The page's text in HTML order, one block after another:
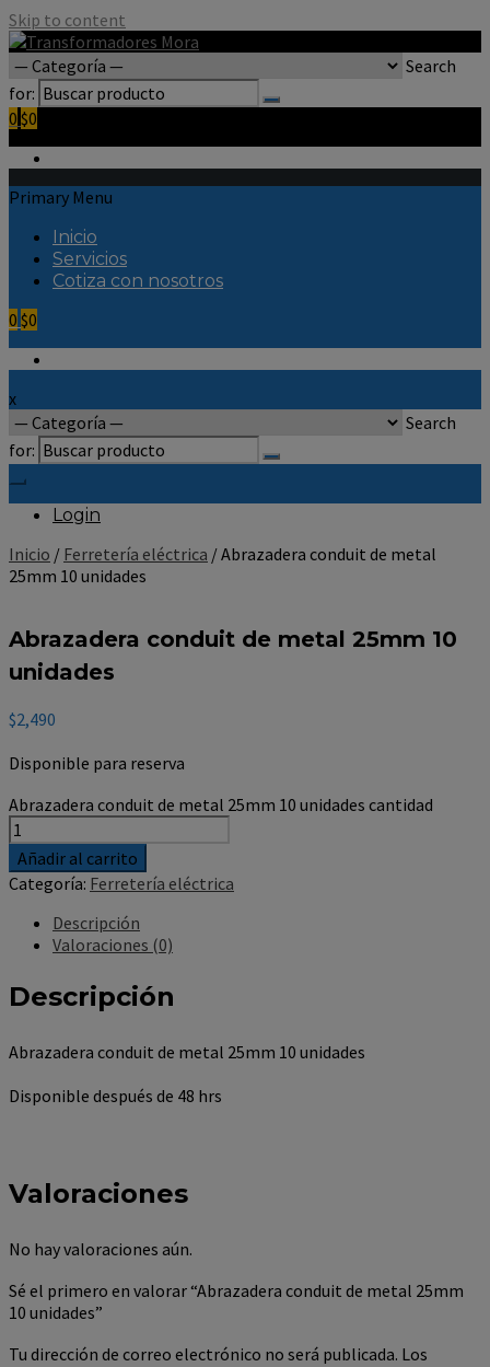
Skip to content
Search
for:
0 $0
Primary Menu
Inicio
Servicios
Cotiza con nosotros
0 $0
x
Search
for:
Login
Inicio / Ferretería eléctrica / Abrazadera conduit de metal
25mm 10 unidades
Abrazadera conduit de metal 25mm 10
unidades
$2,490
Disponible para reserva
Abrazadera conduit de metal 25mm 10 unidades cantidad
Añadir al carrito
Categoría: Ferretería eléctrica
Descripción
Valoraciones (0)
Descripción
Abrazadera conduit de metal 25mm 10 unidades
Disponible después de 48 hrs
Valoraciones
No hay valoraciones aún.
Sé el primero en valorar “Abrazadera conduit de metal 25mm
10 unidades”
Tu dirección de correo electrónico no será publicada. Los